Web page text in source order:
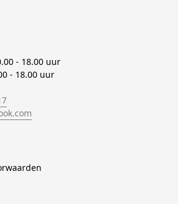
- 18.00 uur
- 18.00 uur